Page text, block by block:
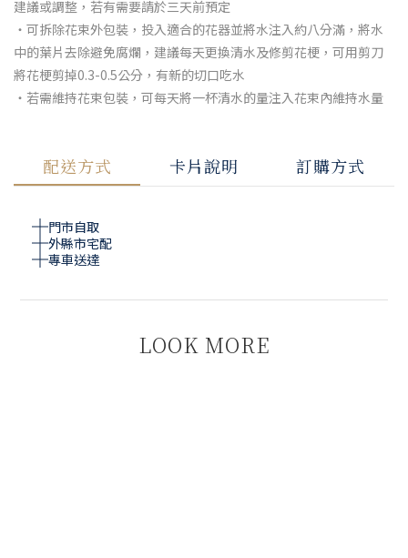
建議或調整，若有需要請於三天前預定
・可拆除花束外包裝，投入適合的花器並將水注入約八分滿，將水
中的葉片去除避免腐爛，建議每天更換清水及修剪花梗，可用剪刀
將花梗剪掉0.3-0.5公分，有新的切口吃水
・若需維持花束包裝，可每天將一杯清水的量注入花束內維持水量
配送方式 卡片說明 訂購方式
門市自取
外縣市宅配
專車送達
LOOK MORE